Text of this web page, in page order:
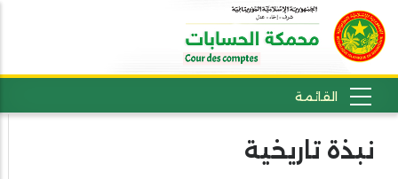
نبذة تاريخية